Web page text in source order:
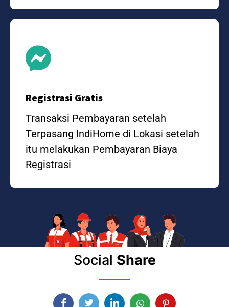
Registrasi Gratis
Transaksi Pembayaran setelah
Terpasang IndiHome di Lokasi setelah
itu melakukan Pembayaran Biaya
Registrasi
Social Share